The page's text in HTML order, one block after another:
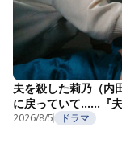
夫を殺した莉乃（内
に戻っていて……『
2026/8/5 ドラマ